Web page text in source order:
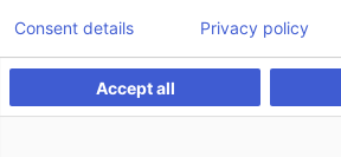
à p.d. 260.00 €
Accept all
Consent details Privacy policy